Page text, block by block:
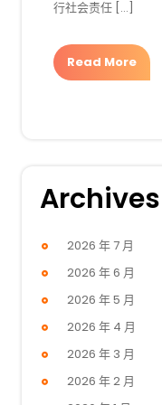
行社会责任 […]
Read More
Archives
2026 年 7 月
2026 年 6 月
2026 年 5 月
2026 年 4 月
2026 年 3 月
2026 年 2 月